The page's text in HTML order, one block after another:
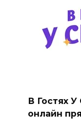
В Гостях
онлайн